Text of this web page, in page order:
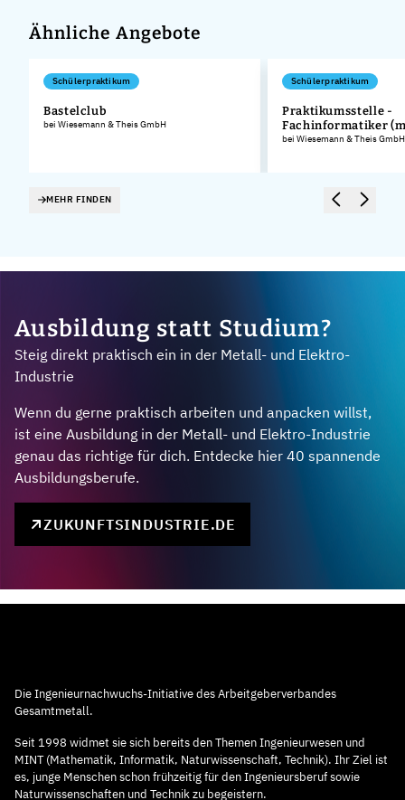
Ähnliche Angebote
Schülerpraktikum
Bastelclub
bei Wiesemann & Theis GmbH
Schülerpraktikum
Praktikumsstelle -
Fachinformatiker
bei Wiesemann & Theis GmbH
MEHR FINDEN
Ausbildung statt Studium?
Steig direkt praktisch ein in der Metall- und Elektro-
Industrie
Wenn du gerne praktisch arbeiten und anpacken willst,
ist eine Ausbildung in der Metall- und Elektro-Industrie
genau das richtige für dich. Entdecke hier 40 spannende
Ausbildungsberufe.
ZUKUNFTSINDUSTRIE.DE
Die Ingenieurnachwuchs-Initiative des Arbeitgeberverbandes
Gesamtmetall.
Seit 1998 widmet sie sich bereits den Themen Ingenieurwesen und
MINT (Mathematik, Informatik, Naturwissenschaft, Technik). Ihr Ziel ist
es, junge Menschen schon frühzeitig für den Ingenieursberuf sowie
Naturwissenschaften und Technik zu begeistern.